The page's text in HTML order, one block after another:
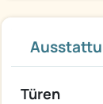
Türen